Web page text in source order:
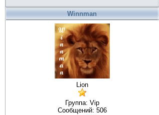
Winnman
Lion
Группа: Vip
Сообщений: 506